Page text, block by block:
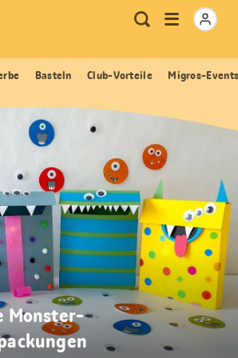
Meta
Navigation
Suche
Menu
öffnen
Basteln Club-Vorteile Migros-
Monster-